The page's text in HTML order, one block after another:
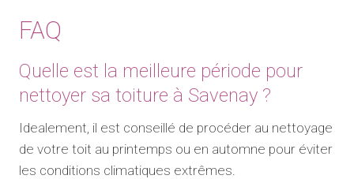
FAQ
Quelle est la meilleure période pour
nettoyer sa toiture à Savenay ?
Idealement, il est conseillé de procéder au nettoyage
de votre toit au printemps ou en automne pour éviter
les conditions climatiques extrêmes.